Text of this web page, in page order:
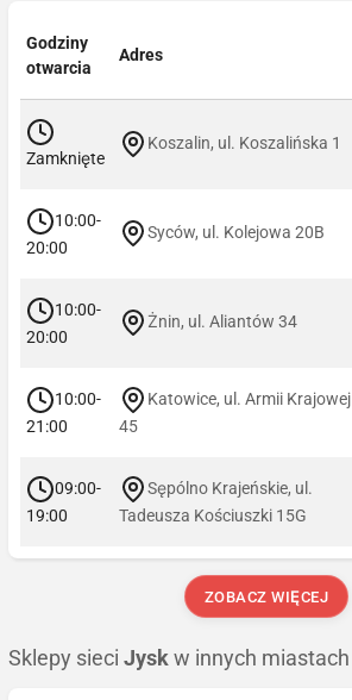
Godziny
otwarcia
Adres
Zamknięte
Koszalin, ul. Koszalińska 1
10:00-
20:00
Syców, ul. Kolejowa 20B
10:00-
20:00
Żnin, ul. Aliantów 34
10:00-
21:00
Katowice, ul. Armii Krajowej
45
09:00-
19:00
Sępólno Krajeńskie, ul.
Tadeusza Kościuszki 15G
ZOBACZ WIĘCEJ
Sklepy sieci Jysk w innych miastach